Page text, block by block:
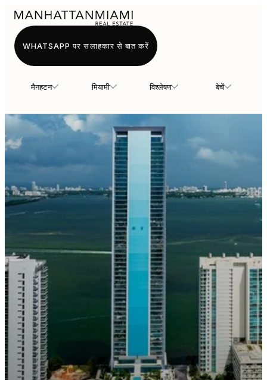
मैनहटन मियामी विश्लेषण बेचें
WHATSAPP पर सलाहकार से बात करें